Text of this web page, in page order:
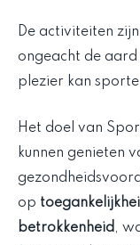
De activiteiten
ongeacht de
plezier kan
Het doel van
kunnen genieten
op
betrokkenheid,